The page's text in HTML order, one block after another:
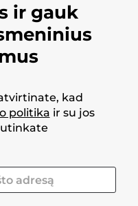
ir gauk
kad
politika ir su jos